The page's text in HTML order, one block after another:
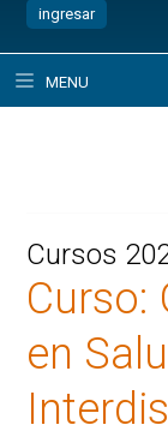
MENU
Cursos
Curso:
en